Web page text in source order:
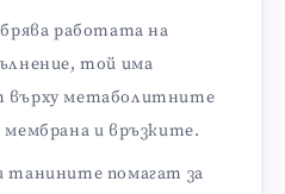
работата на
той има
върху метаболитните
и връзките.
помагат за